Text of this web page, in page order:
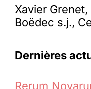
Xavier
Boëdec s.j.,
Dernières
Rerum